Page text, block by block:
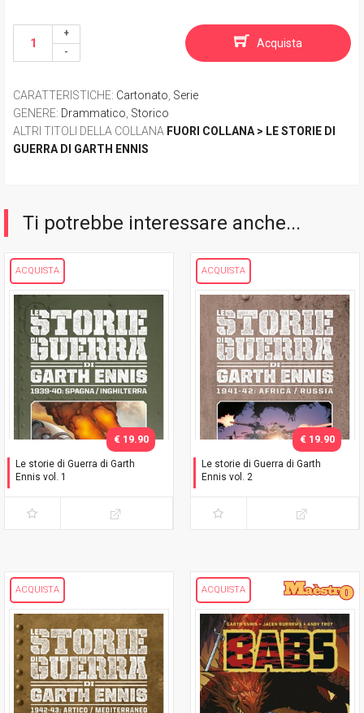
Acquista
CARATTERISTICHE: Cartonato Serie
GENERE: Drammatico Storico
ALTRI TITOLI DELLA COLLANA FUORI COLLANA > LE STORIE DI
GUERRA DI GARTH ENNIS
Ti potrebbe interessare anche...
ACQUISTA
Le storie di Guerra di Garth
Ennis vol. 1
Inghilterra
€ 19.90
ACQUISTA
Le storie di Guerra di Garth
Ennis vol. 2
€ 19.90
ACQUISTA ACQUISTA